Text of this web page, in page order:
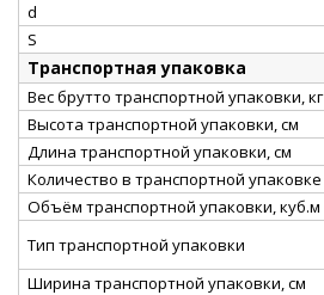
d
S
Транспортная упаковка
Вес брутто транспортной упаковки, кг
Высота транспортной упаковки, см
Длина транспортной упаковки, см
Количество в транспортной упаковке
Объём транспортной упаковки, куб.м
Тип транспортной упаковки
Ширина транспортной упаковки, см